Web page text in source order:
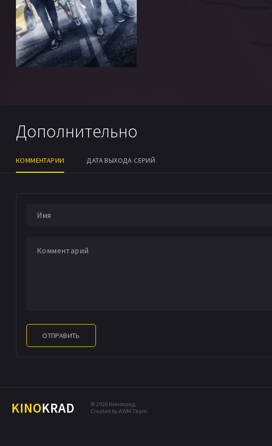
Дополнительно
КОММЕНТАРИИ ДАТА ВЫХОДА СЕРИЙ
ОТПРАВИТЬ
KINOKRAD
© 2026 Кинокрад
Created by AWM Team